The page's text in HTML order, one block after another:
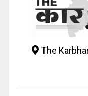
The